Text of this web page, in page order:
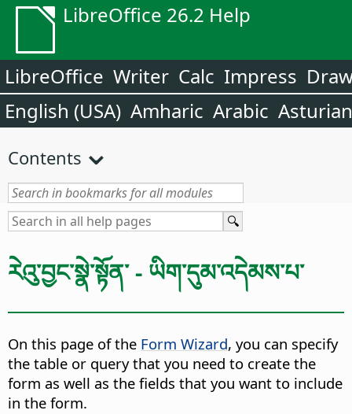
LibreOffice 26.2 Help
LibreOffice Writer Calc Impress
English (USA) Amharic Arabic Asturian
Contents
རེའུ་བྱང་སྣེ་སྟོན་ - ཡིག་དུམ་འདེམས་པ་
On this page of the Form Wizard, you can specify
the table or query that you need to create the
form as well as the fields that you want to include
in the form.